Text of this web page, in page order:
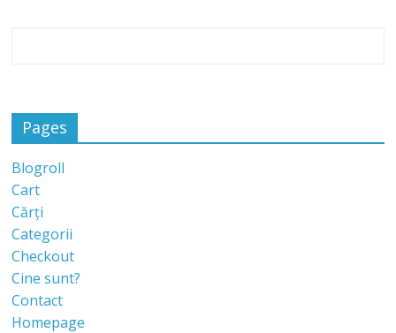
Pages
Blogroll
Cart
Cărți
Categorii
Checkout
Cine sunt?
Contact
Homepage